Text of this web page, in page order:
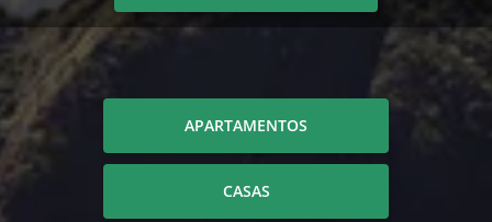
APARTAMENTOS
CASAS